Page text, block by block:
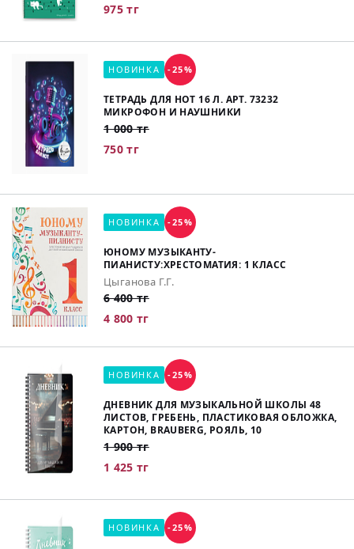
975 тг
НОВИНКА -25%
ТЕТРАДЬ ДЛЯ НОТ 16 Л. АРТ. 73232
МИКРОФОН И НАУШНИКИ
1 000 тг
750 тг
НОВИНКА -25%
ЮНОМУ МУЗЫКАНТУ-
ПИАНИСТУ:ХРЕСТОМАТИЯ: 1 КЛАСС
Цыганова Г.Г.
6 400 тг
4 800 тг
НОВИНКА -25%
ДНЕВНИК ДЛЯ МУЗЫКАЛЬНОЙ ШКОЛЫ 48
ЛИСТОВ, ГРЕБЕНЬ, ПЛАСТИКОВАЯ ОБЛОЖКА,
КАРТОН, BRAUBERG, РОЯЛЬ, 10
1 900 тг
1 425 тг
НОВИНКА -25%